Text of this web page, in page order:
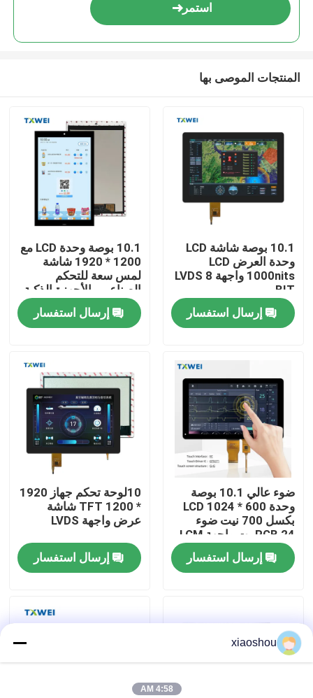
المنزل
حولنا
جولة في المصنع
مراقبة الجودة
أخبار
اطلب اقتباس
وحدة TFT LCD
استمر
المنتجات الموصى بها
10.1 بوصة شاشة LCD
وحدة العرض LCD
1000nits واجهة LVDS 8
BIT
إرسال استفسار
10.1 بوصة وحدة LCD مع
1200 * 1920 شاشة
لمس سعة للتحكم
الصناعي والأجهزة الذكية
إرسال استفسار
ضوء عالي 10.1 بوصة
وحدة LCD 1024 * 600
بكسل 700 نيت ضوء
RGB 24 بت واجهة LCM
إرسال استفسار
10لوحة تحكم جهاز 1920
* 1200 TFT شاشة
عرض واجهة LVDS
إرسال استفسار
xiaoshou
4:58 AM